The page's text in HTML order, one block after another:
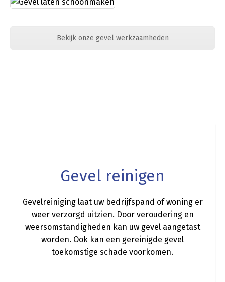
Bekijk onze gevel werkzaamheden
Gevel reinigen
Gevelreiniging laat uw bedrijfspand of woning er
weer verzorgd uitzien. Door veroudering en
weersomstandigheden kan uw gevel aangetast
worden. Ook kan een gereinigde gevel
toekomstige schade voorkomen.